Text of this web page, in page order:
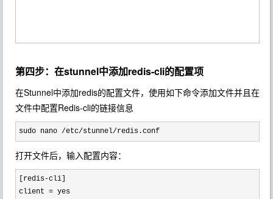
第四步：在stunnel中添加redis-cli的配置项
在Stunnel中添加redis的配置文件，使用如下命令添加文件并且在
文件中配置Redis-cli的链接信息
sudo nano /etc/stunnel/redis.conf
打开文件后，输入配置内容：
[redis-cli]
client = yes